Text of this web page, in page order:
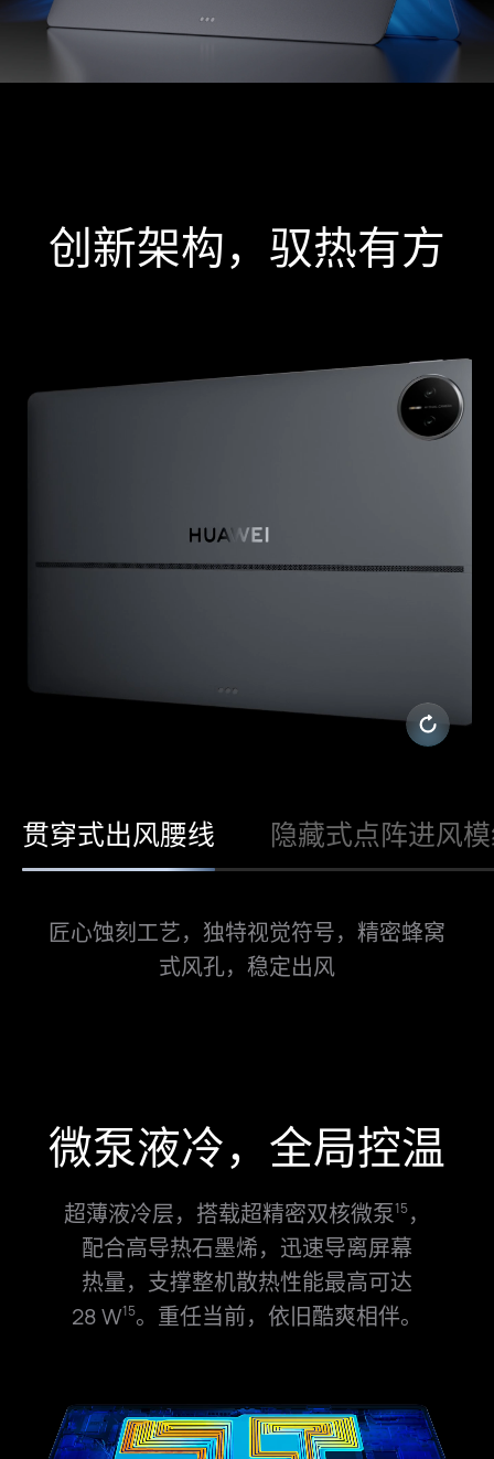
创新架构，驭热有方
贯穿式出风腰线 隐藏式点阵进风
匠心蚀刻工艺，独特视觉符号，精密蜂窝
式风孔，稳定出风
微泵液冷，全局控温
超薄液冷层，搭载超精密双核微泵15，
配合高导热石墨烯，迅速导离屏幕
热⁠量，支撑整机散热性能最高可达
28 W15。 重⁠任当前，依旧酷爽相伴。